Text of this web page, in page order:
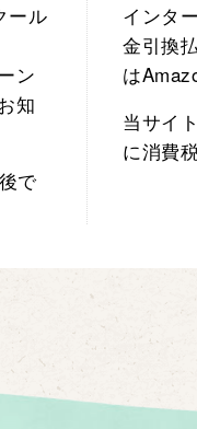
ール
ン
知
で
インタ
金引換
は
当サイ
に消費